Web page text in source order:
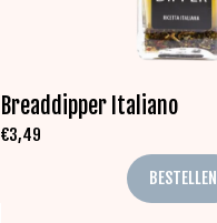
Breaddipper Italiano
€3,49
BESTELLEN